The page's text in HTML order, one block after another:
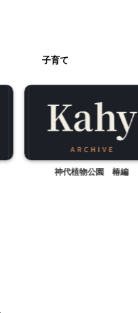
子育て
神代植物公園 椿編